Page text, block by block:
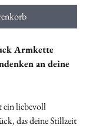
Armkette
an deine
ein liebevoll
das deine Stillzeit